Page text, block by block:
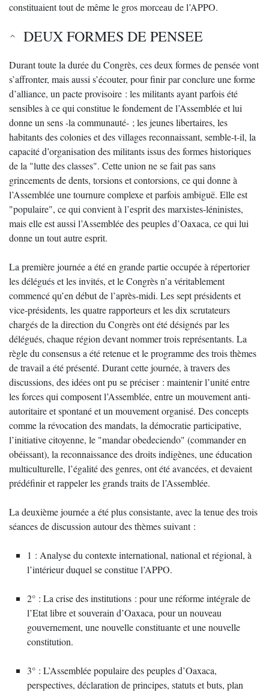
constituaient tout de même le gros morceau de l’APPO.
DEUX FORMES DE PENSEE
Durant toute la durée du Congrès, ces deux formes de pensée vont
s’affronter, mais aussi s’écouter, pour finir par conclure une forme
d’alliance, un pacte provisoire : les militants ayant parfois été
sensibles à ce qui constitue le fondement de l’Assemblée et lui
donne un sens -la communauté- ; les jeunes libertaires, les
habitants des colonies et des villages reconnaissant, semble-t-il, la
capacité d’organisation des militants issus des formes historiques
de la "lutte des classes". Cette union ne se fait pas sans
grincements de dents, torsions et contorsions, ce qui donne à
l’Assemblée une tournure complexe et parfois ambiguë. Elle est
"populaire", ce qui convient à l’esprit des marxistes-léninistes,
mais elle est aussi l’Assemblée des peuples d’Oaxaca, ce qui lui
donne un tout autre esprit.
La première journée a été en grande partie occupée à répertorier
les délégués et les invités, et le Congrès n’a véritablement
commencé qu’en début de l’après-midi. Les sept présidents et
vice-présidents, les quatre rapporteurs et les dix scrutateurs
chargés de la direction du Congrès ont été désignés par les
délégués, chaque région devant nommer trois représentants. La
règle du consensus a été retenue et le programme des trois thèmes
de travail a été présenté. Durant cette journée, à travers des
discussions, des idées ont pu se préciser : maintenir l’unité entre
les forces qui composent l’Assemblée, entre un mouvement anti-
autoritaire et spontané et un mouvement organisé. Des concepts
comme la révocation des mandats, la démocratie participative,
l’initiative citoyenne, le "mandar obedeciendo" (commander en
obéissant), la reconnaissance des droits indigènes, une éducation
multiculturelle, l’égalité des genres, ont été avancées, et devaient
prédéfinir et rappeler les grands traits de l’Assemblée.
La deuxième journée a été plus consistante, avec la tenue des trois
séances de discussion autour des thèmes suivant :
1 : Analyse du contexte international, national et régional, à
l’intérieur duquel se constitue l’APPO.
2° : La crise des institutions : pour une réforme intégrale de
l’Etat libre et souverain d’Oaxaca, pour un nouveau
gouvernement, une nouvelle constituante et une nouvelle
constitution.
3° : L’Assemblée populaire des peuples d’Oaxaca,
perspectives, déclaration de principes, statuts et buts, plan